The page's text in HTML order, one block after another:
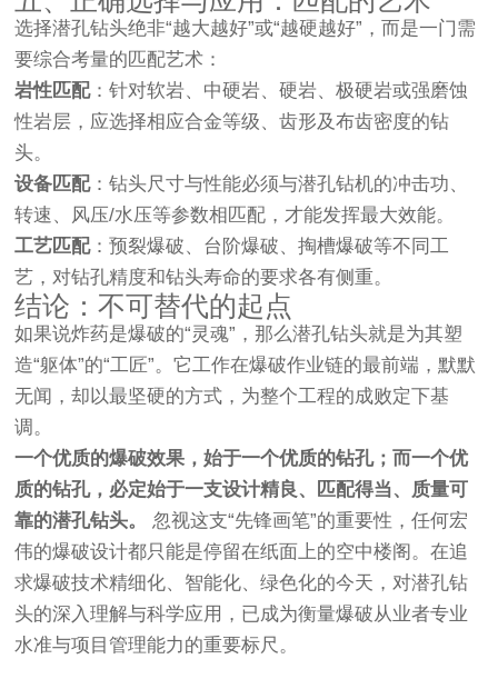
选择潜孔钻头绝非“越大越好”或“越硬越好”，而是一门需
要综合考量的匹配艺术：
岩性匹配：针对软岩、中硬岩、硬岩、极硬岩或强磨蚀
性岩层，应选择相应合金等级、齿形及布齿密度的钻
头。
设备匹配：钻头尺寸与性能必须与潜孔钻机的冲击功、
转速、风压/水压等参数相匹配，才能发挥最大效能。
工艺匹配：预裂爆破、台阶爆破、掏槽爆破等不同工
艺，对钻孔精度和钻头寿命的要求各有侧重。
结论：不可替代的起点
如果说炸药是爆破的“灵魂”，那么潜孔钻头就是为其塑
造“躯体”的“工匠”。它工作在爆破作业链的最前端，默默
无闻，却以最坚硬的方式，为整个工程的成败定下基
调。
一个优质的爆破效果，始于一个优质的钻孔；而一个优
质的钻孔，必定始于一支设计精良、匹配得当、质量可
靠的潜孔钻头。
忽视这支“先锋画笔”的重要性，任何宏
伟的爆破设计都只能是停留在纸面上的空中楼阁。在追
求爆破技术精细化、智能化、绿色化的今天，对潜孔钻
头的深入理解与科学应用，已成为衡量爆破从业者专业
水准与项目管理能力的重要标尺。